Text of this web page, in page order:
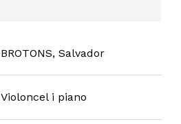
BROTONS, Salvador
Violoncel i piano